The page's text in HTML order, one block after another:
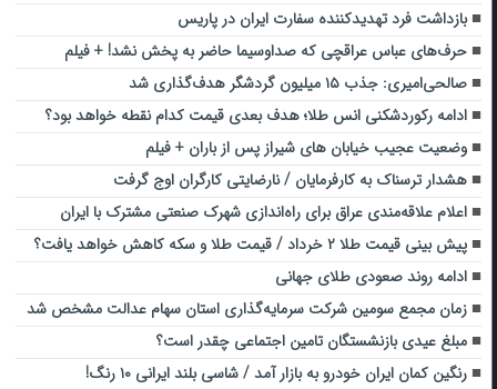
بازداشت فرد تهدیدکننده سفارت ایران در پاریس
حرف‌های عباس عراقچی که صداوسیما حاضر به پخش نشد! + فیلم
صالحی‌امیری: جذب ۱۵ میلیون گردشگر هدف‌گذاری شد
ادامه رکوردشکنی انس طلا؛ هدف بعدی قیمت کدام نقطه خواهد بود؟
وضعیت عجیب خیابان های شیراز پس از باران + فیلم
هشدار ترسناک به کارفرمایان / نارضایتی کارگران اوج گرفت
اعلام علاقه‌مندی عراق برای راه‌اندازی شهرک صنعتی مشترک با ایران
پیش بینی قیمت طلا ۲ خرداد / قیمت طلا و سکه کاهش خواهد یافت؟
ادامه روند صعودی طلای جهانی
زمان مجمع سومین شرکت سرمایه‌گذاری استان سهام عدالت مشخص شد
مبلغ عیدی بازنشستگان تامین اجتماعی چقدر است؟
رنگین کمان ایران خودرو به بازار آمد / شاسی بلند ایرانی ۱۰ رنگ!